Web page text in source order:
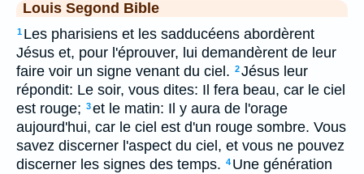
Louis Segond Bible
1 Les pharisiens et les sadducéens abordèrent
Jésus et, pour l'éprouver, lui demandèrent de leur
faire voir un signe venant du ciel. 2Jésus leur
répondit: Le soir, vous dites: Il fera beau, car le ciel
est rouge; 3et le matin: Il y aura de l'orage
aujourd'hui, car le ciel est d'un rouge sombre. Vous
savez discerner l'aspect du ciel, et vous ne pouvez
discerner les signes des temps. 4 Une génération